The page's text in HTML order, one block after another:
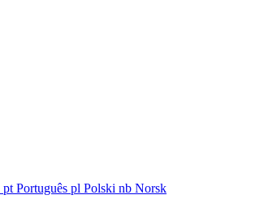
pt Português pl Polski nb Norsk